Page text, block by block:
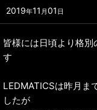
2019年11 月01 日
皆様には日頃より格
す
LEDMATICSは昨月ま
したが